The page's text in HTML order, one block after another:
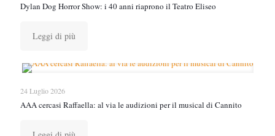
Dylan Dog Horror Show: i 40 anni riaprono il Teatro Eliseo
Leggi di più
24 Luglio 2026
AAA cercasi Raffaella: al via le audizioni per il musical di Cannito